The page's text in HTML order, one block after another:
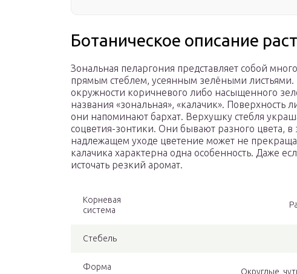
Ботаническое описание
Зональная пеларгония представляет собой
прямым стеблем, усеянным зелёными
окружности коричневого либо насыщенного
названия «зональная», «калачик». Поверхность
они напоминают бархат. Верхушку стебля
соцветия-зонтики. Они бывают разного цвета, в
надлежащем уходе цветение может не
калачика характерна одна особенность. Даже
источать резкий аромат.
Корневая
система
Стебель
Форма
Округлые,